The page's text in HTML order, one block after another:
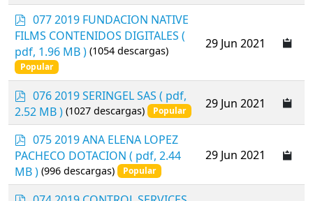
p
d
f
077 2019 FUNDACION NATIVE
FILMS CONTENIDOS DIGITALES (
pdf, 1.96 MB ) (1054 descargas)
Popular
29 Jun 2021
p
d
f
076 2019 SERINGEL SAS ( pdf,
2.52 MB ) (1027 descargas) Popular 29 Jun 2021
p
d
f
075 2019 ANA ELENA LOPEZ
PACHECO DOTACION ( pdf, 2.44
MB ) (996 descargas) Popular
29 Jun 2021
p